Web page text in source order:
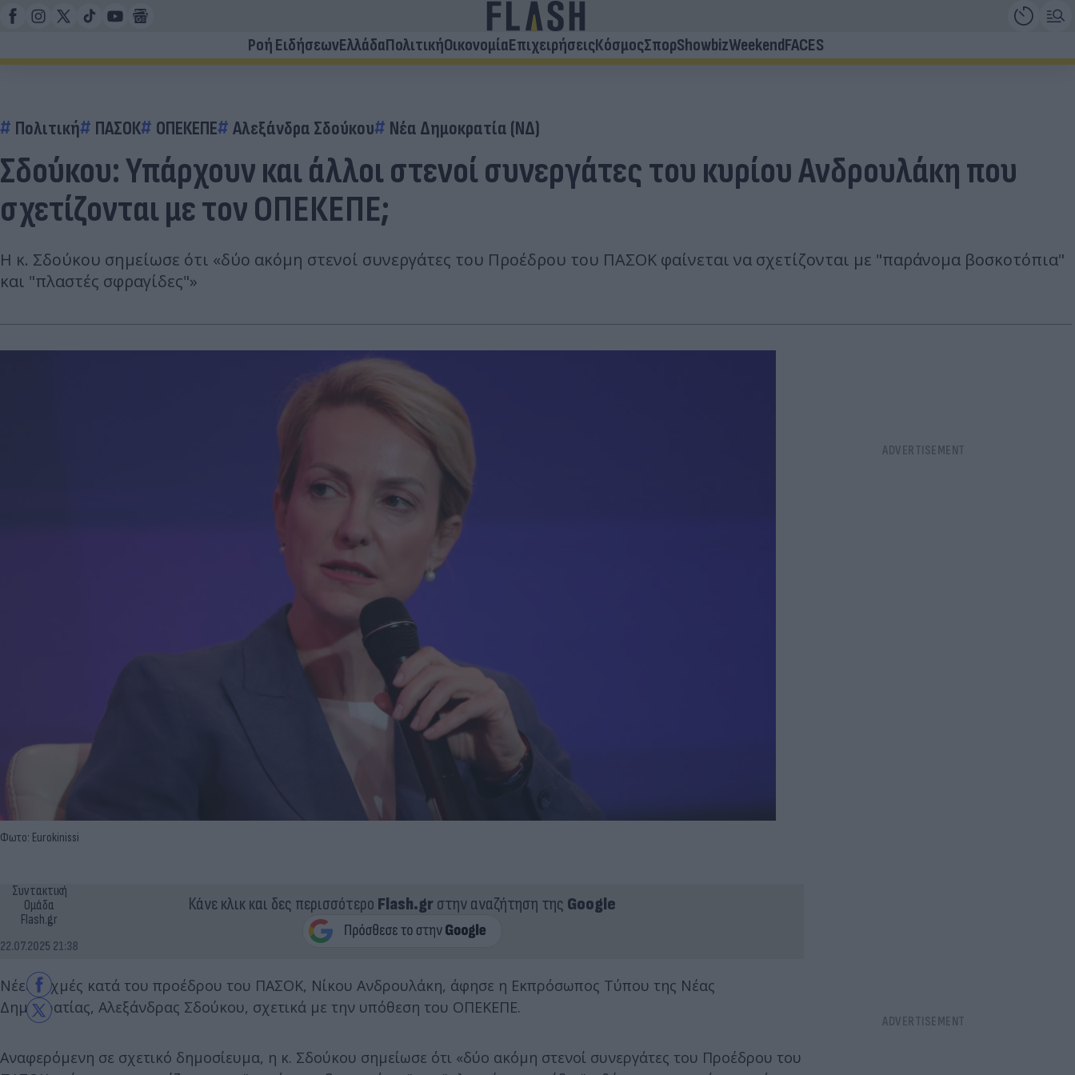
Ροή ΕιδήσεωνΕλλάδαΠολιτικήΟικονομίαΕπιχειρήσειςΚόσμοςΣπορShowbizWeekendFACES
Πολιτική ΠΑΣΟΚ ΟΠΕΚΕΠΕ Αλεξάνδρα Σδούκου Νέα Δημοκρατία (ΝΔ)
Σδούκου: Υπάρχουν και άλλοι στενοί συνεργάτες του κυρίου Ανδρουλάκη που
σχετίζονται με τον ΟΠΕΚΕΠΕ;
Η κ. Σδούκου σημείωσε ότι «δύο ακόμη στενοί συνεργάτες του Προέδρου του ΠΑΣΟΚ φαίνεται να σχετίζονται με "παράνομα βοσκοτόπια"
και "πλαστές σφραγίδες"»
Φωτο: Eurokinissi
Συντακτική
Ομάδα
Flash.gr
22.07.2025 21:38
Κάνε κλικ και δες περισσότερο Flash.grστην αναζήτηση της Google
Νέες αιχμές κατά του προέδρου του ΠΑΣΟΚ, Νίκου Ανδρουλάκη, άφησε η Εκπρόσωπος Τύπου της Νέας
Δημοκρατίας, Αλεξάνδρας Σδούκου, σχετικά με την υπόθεση του ΟΠΕΚΕΠΕ.
Αναφερόμενη σε σχετικό δημοσίευμα, η κ. Σδούκου σημείωσε ότι «δύο ακόμη στενοί συνεργάτες του Προέδρου του